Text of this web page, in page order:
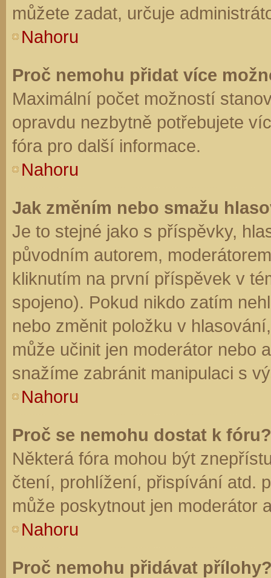
můžete zadat, určuje
Nahoru
Proč nemohu přidat více
Maximální počet možností
opravdu nezbytně potřebujete
fóra pro další informace.
Nahoru
Jak změním nebo smažu
Je to stejné jako s příspěvky,
původním autorem,
kliknutím na první příspěvek v
spojeno). Pokud nikdo zatím
nebo změnit položku v
může učinit jen moderátor nebo
snažíme zabránit manipulaci s
Nahoru
Proč se nemohu dostat k fóru?
Některá fóra mohou být
čtení, prohlížení, přispívání atd.
může poskytnout jen moderátor
Nahoru
Proč nemohu přidávat